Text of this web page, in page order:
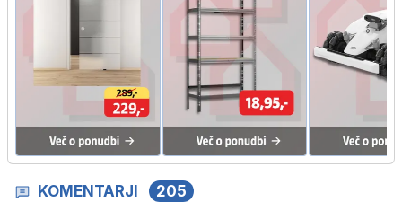
KOMENTARJI 205